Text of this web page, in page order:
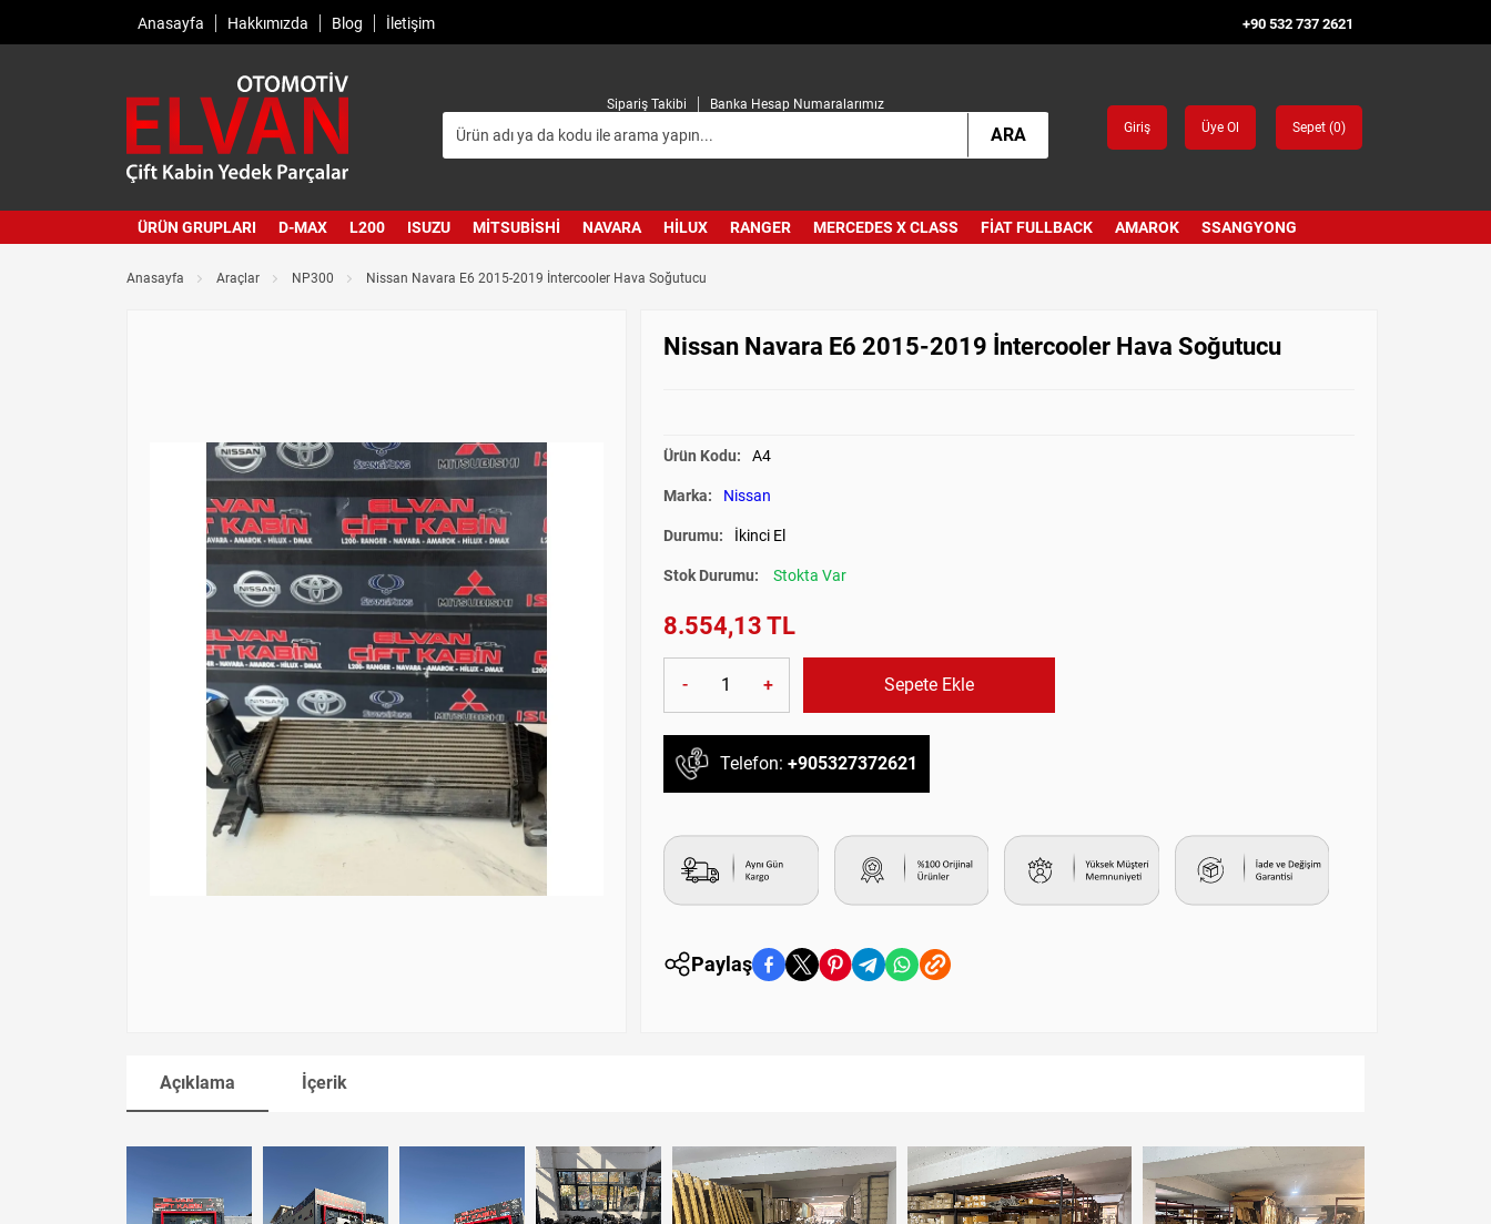
Anasayfa Hakkımızda Blog İletişim +90 532 737 2621
Sipariş Takibi Banka Hesap Numaralarımız
ARA Giriş Üye Ol Sepet (0)
ÜRÜN GRUPLARI D-MAX L200 ISUZU MITSUBISHI NAVARA HILUX RANGER MERCEDES X CLASS FIAT FULLBACK AMAROK SSANGYONG
Anasayfa Araçlar NP300 Nissan Navara E6 2015-2019 İntercooler Hava Soğutucu
Nissan Navara E6 2015-2019 İntercooler Hava Soğutucu
Ürün Kodu: A4
Marka: Nissan
Durumu: İkinci El
Stok Durumu: Stokta Var
8.554,13 TL
- + Sepete Ekle
Telefon: +905327372621
Paylaş
Açıklama İçerik